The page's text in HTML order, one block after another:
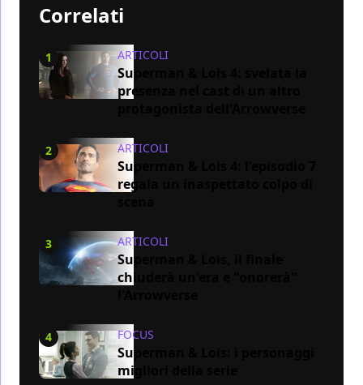
Correlati
1 ARTICOLI
Superman & Lois 4: svelata la
presenza nel cast di un altro
2 ARTICOLI
Superman & Lois 4: l'episodio 7
regala un inaspettato colpo di
3 ARTICOLI
Superman & Lois, il finale
chiuderà un'era e "onorerà"
4 FOCUS
Superman & Lois: i personaggi
migliori della serie